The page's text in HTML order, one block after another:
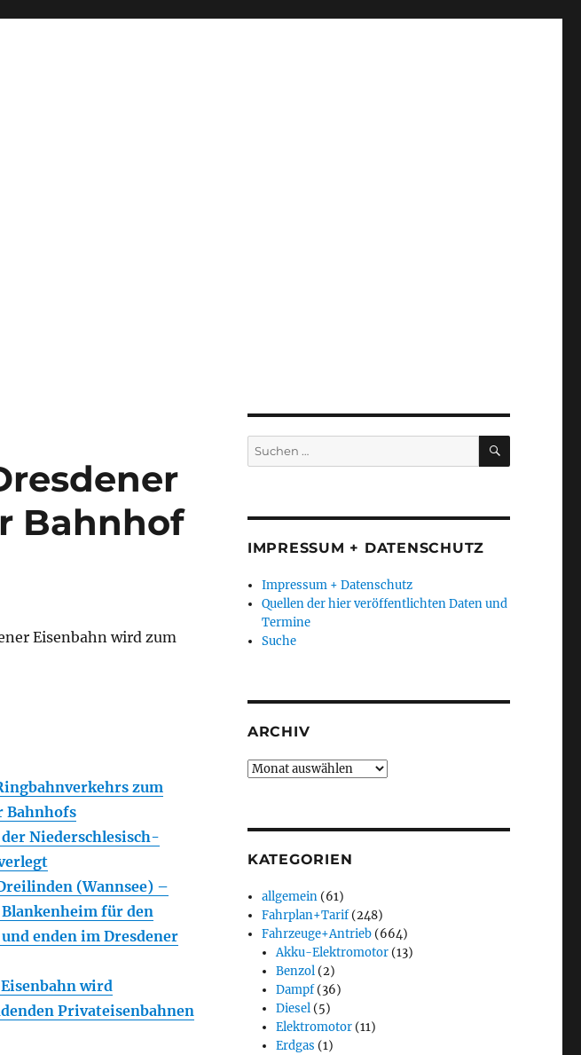
Bahnhof
Eisenbahn wird zum
zum
Bahnhofs
Niederschlesisch-
(Wannsee) –
für den
enden im Dresdener
wird
Privateisenbahnen
Suchen
nach:
SUCHEN
IMPRESSUM + DATENSCHUTZ
Impressum + Datenschutz
Quellen der hier veröffentlichten Daten und
Termine
Suche
ARCHIV
Archiv
KATEGORIEN
allgemein (61)
Fahrplan+Tarif(248)
Fahrzeuge+Antrieb (664)
Akku-Elektromotor (13)
Benzol (2)
Dampf(36)
Diesel (5)
Elektromotor (11)
Erdgas (1)